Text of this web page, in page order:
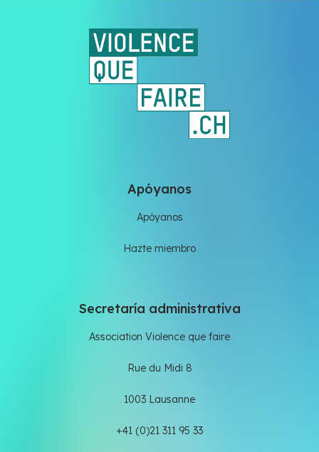
Apóyanos
Apóyanos
Hazte miembro
Secretaría administrativa
Association Violence que faire
Rue du Midi 8
1003 Lausanne
+41 (0)21 311 95 33